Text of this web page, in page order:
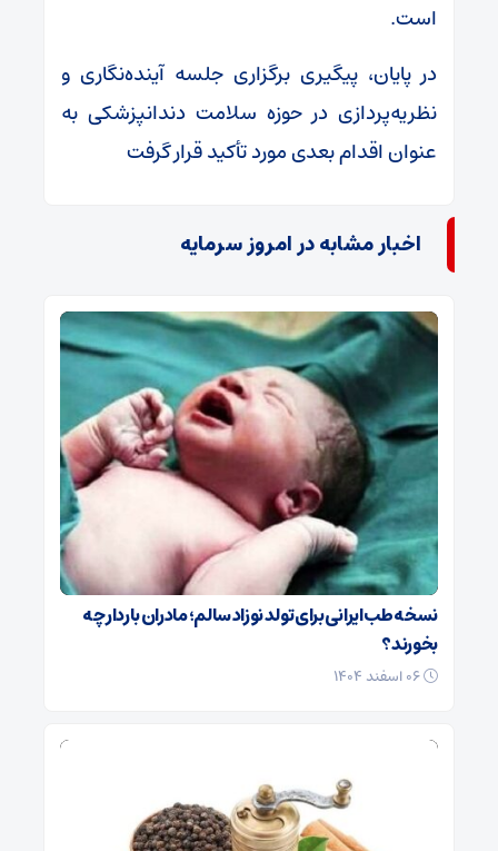
است.
در پایان، پیگیری برگزاری جلسه آینده‌نگاری و
نظریه‌پردازی در حوزه سلامت دندانپزشکی به‌
عنوان اقدام بعدی مورد تأکید قرار گرفت
اخبار مشابه در امروز سرمایه
نسخه طب ایرانی برای تولد نوزاد سالم؛ مادران باردار چه
بخورند؟